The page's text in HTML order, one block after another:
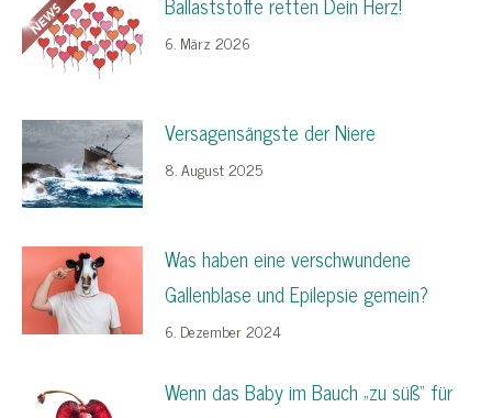
6. März 2026
Versagensängste der Niere
8. August 2025
Was haben eine verschwundene
Gallenblase und Epilepsie gemein?
6. Dezember 2024
Wenn das Baby im Bauch „zu süß“ für